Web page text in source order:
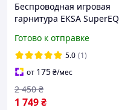
Беспроводная игровая
гарнитура EKSA SuperEQ
5.4 с микрофоном для PS,
Xbox, ПК, Mac
Готово к отправке
5.0 (1)
от 175₴/мес
1 749₴
2 450 ₴